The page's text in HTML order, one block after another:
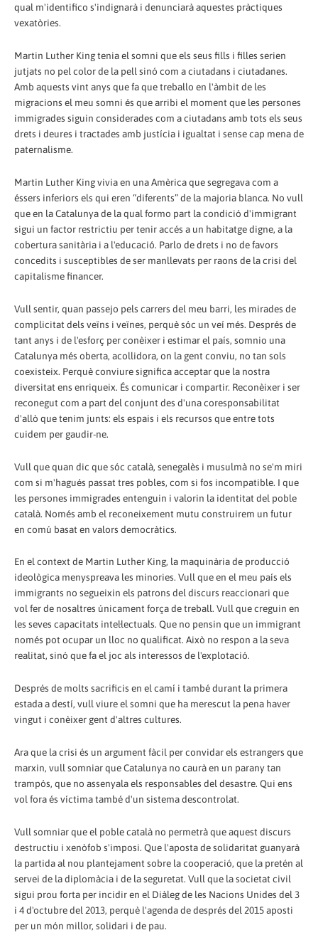
qual m'identifico s'indignarà i denunciarà aquestes pràctiques
vexatòries.
Martin Luther King tenia el somni que els seus fills i filles serien
jutjats no pel color de la pell sinó com a ciutadans i ciutadanes.
Amb aquests vint anys que fa que treballo en l'àmbit de les
migracions el meu somni és que arribi el moment que les persones
immigrades siguin considerades com a ciutadans amb tots els seus
drets i deures i tractades amb justícia i igualtat i sense cap mena de
paternalisme.
Martin Luther King vivia en una Amèrica que segregava com a
éssers inferiors els qui eren “diferents” de la majoria blanca. No vull
que en la Catalunya de la qual formo part la condició d'immigrant
sigui un factor restrictiu per tenir accés a un habitatge digne, a la
cobertura sanitària i a l'educació. Parlo de drets i no de favors
concedits i susceptibles de ser manllevats per raons de la crisi del
capitalisme financer.
Vull sentir, quan passejo pels carrers del meu barri, les mirades de
complicitat dels veïns i veïnes, perquè sóc un veí més. Després de
tant anys i de l'esforç per conèixer i estimar el país, somnio una
Catalunya més oberta, acollidora, on la gent conviu, no tan sols
coexisteix. Perquè conviure significa acceptar que la nostra
diversitat ens enriqueix. És comunicar i compartir. Reconèixer i ser
reconegut com a part del conjunt des d'una coresponsabilitat
d'allò que tenim junts: els espais i els recursos que entre tots
cuidem per gaudir-ne.
Vull que quan dic que sóc català, senegalès i musulmà no se'm miri
com si m'hagués passat tres pobles, com si fos incompatible. I que
les persones immigrades entenguin i valorin la identitat del poble
català. Només amb el reconeixement mutu construirem un futur
en comú basat en valors democràtics.
En el context de Martin Luther King, la maquinària de producció
ideològica menyspreava les minories. Vull que en el meu país els
immigrants no segueixin els patrons del discurs reaccionari que
vol fer de nosaltres únicament força de treball. Vull que creguin en
les seves capacitats intel·lectuals. Que no pensin que un immigrant
només pot ocupar un lloc no qualificat. Això no respon a la seva
realitat, sinó que fa el joc als interessos de l'explotació.
Després de molts sacrificis en el camí i també durant la primera
estada a destí, vull viure el somni que ha merescut la pena haver
vingut i conèixer gent d'altres cultures.
Ara que la crisi és un argument fàcil per convidar els estrangers que
marxin, vull somniar que Catalunya no caurà en un parany tan
trampós, que no assenyala els responsables del desastre. Qui ens
vol fora és víctima també d'un sistema descontrolat.
Vull somniar que el poble català no permetrà que aquest discurs
destructiu i xenòfob s'imposi. Que l'aposta de solidaritat guanyarà
la partida al nou plantejament sobre la cooperació, que la pretén al
servei de la diplomàcia i de la seguretat. Vull que la societat civil
sigui prou forta per incidir en el Diàleg de les Nacions Unides del 3
i 4 d'octubre del 2013, perquè l'agenda de després del 2015 aposti
per un món millor, solidari i de pau.